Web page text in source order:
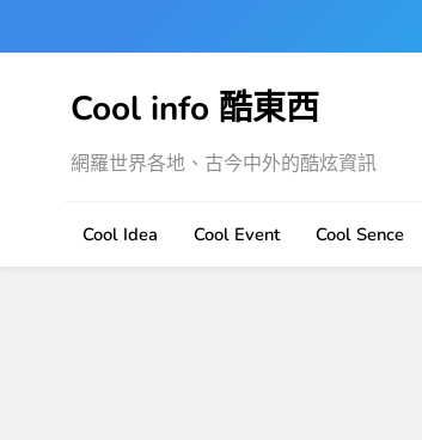
Cool info 酷東西
網羅世界各地、古今中外的酷炫資訊
Cool Idea Cool Event Cool Sence